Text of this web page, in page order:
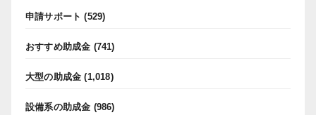
申請サポート (529)
おすすめ助成金 (741)
大型の助成金 (1,018)
設備系の助成金 (986)